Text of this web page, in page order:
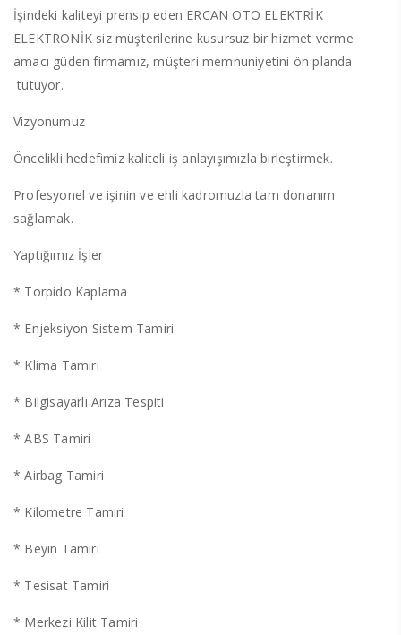
İşindeki kaliteyi prensip eden ERCAN OTO ELEKTRİK
ELEKTRONİK siz müşterilerine kusursuz bir hizmet verme
amacı güden firmamız, müşteri memnuniyetini ön planda
tutuyor.
Vizyonumuz
Öncelikli hedefimiz kaliteli iş anlayışımızla birleştirmek.
Profesyonel ve işinin ve ehli kadromuzla tam donanım
sağlamak.
Yaptığımız İşler
* Torpido Kaplama
* Enjeksiyon Sistem Tamiri
* Klima Tamiri
* Bilgisayarlı Arıza Tespiti
* ABS Tamiri
* Airbag Tamiri
* Kilometre Tamiri
* Beyin Tamiri
* Tesisat Tamiri
* Merkezi Kilit Tamiri